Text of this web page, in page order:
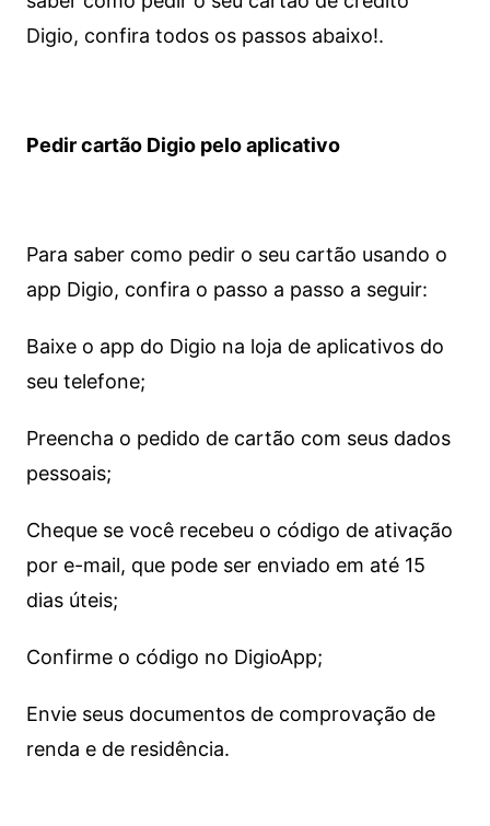
Digio, confira todos os passos abaixo!.
Pedir cartão Digio pelo aplicativo
Para saber como pedir o seu cartão usando o
app Digio, confira o passo a passo a seguir:
Baixe o app do Digio na loja de aplicativos do
seu telefone;
Preencha o pedido de cartão com seus dados
pessoais;
Cheque se você recebeu o código de ativação
por e-mail, que pode ser enviado em até 15
dias úteis;
Confirme o código no DigioApp;
Envie seus documentos de comprovação de
renda e de residência.